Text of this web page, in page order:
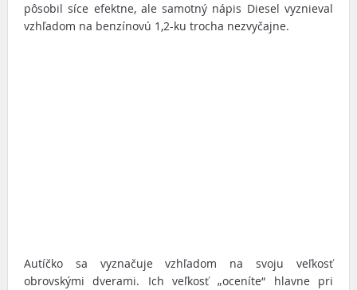
pôsobil síce efektne, ale samotný nápis Diesel vyznieval
vzhľadom na benzínovú 1,2-ku trocha nezvyčajne.
Autíčko sa vyznačuje vzhľadom na svoju veľkosť
obrovskými dverami. Ich veľkosť „oceníte“ hlavne pri